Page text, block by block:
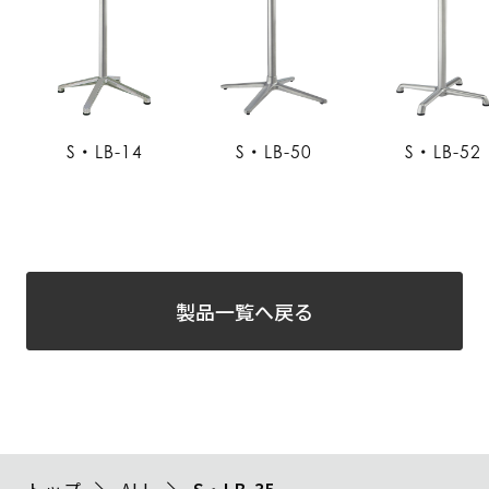
S・LB-14 S・LB-50 S・LB-52
製品一覧へ戻る